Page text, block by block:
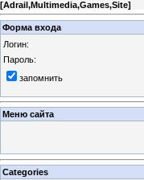
[Adrail,Multimedia,Games,Site]
Форма входа
Логин:
Пароль:
запомнить
Меню сайта
Categories